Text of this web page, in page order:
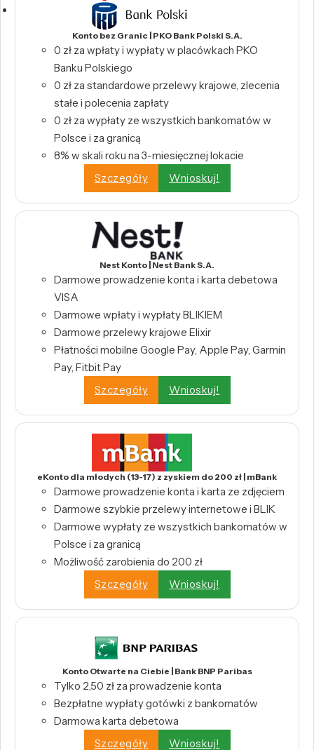
Konto bez Granic | PKO Bank Polski S.A.
0 zł za wpłaty i wypłaty w placówkach PKO
Banku Polskiego
0 zł za standardowe przelewy krajowe, zlecenia
stałe i polecenia zapłaty
0 zł za wypłaty ze wszystkich bankomatów w
Polsce i za granicą
8% w skali roku na 3-miesięcznej lokacie
Szczegóły
Wnioskuj!
Nest Konto | Nest Bank S.A.
Darmowe prowadzenie konta i karta debetowa
VISA
Darmowe wpłaty i wypłaty BLIKIEM
Darmowe przelewy krajowe Elixir
Płatności mobilne Google Pay, Apple Pay, Garmin
Pay, Fitbit Pay
Szczegóły
Wnioskuj!
eKonto dla młodych (13-17) z zyskiem do 200 zł | mBank
Darmowe prowadzenie konta i karta ze zdjęciem
Darmowe szybkie przelewy internetowe i BLIK
Darmowe wypłaty ze wszystkich bankomatów w
Polsce i za granicą
Możliwość zarobienia do 200 zł
Szczegóły
Wnioskuj!
Konto Otwarte na Ciebie | Bank BNP Paribas
Tylko 2,50 zł za prowadzenie konta
Bezpłatne wypłaty gotówki z bankomatów
Darmowa karta debetowa
Szczegóły
Wnioskuj!